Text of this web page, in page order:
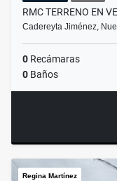
RMC TERRENO EN
Cadereyta Jiménez,
0 Recámaras
0 Baños
Regina Martínez